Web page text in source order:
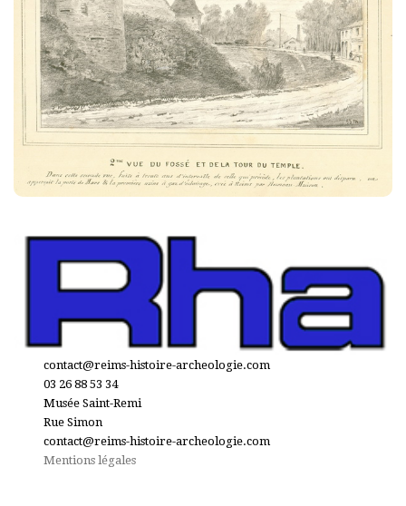
contact@reims-histoire-archeologie.com
03 26 88 53 34
Musée Saint-Remi
Rue Simon
contact@reims-histoire-archeologie.com
Mentions légales